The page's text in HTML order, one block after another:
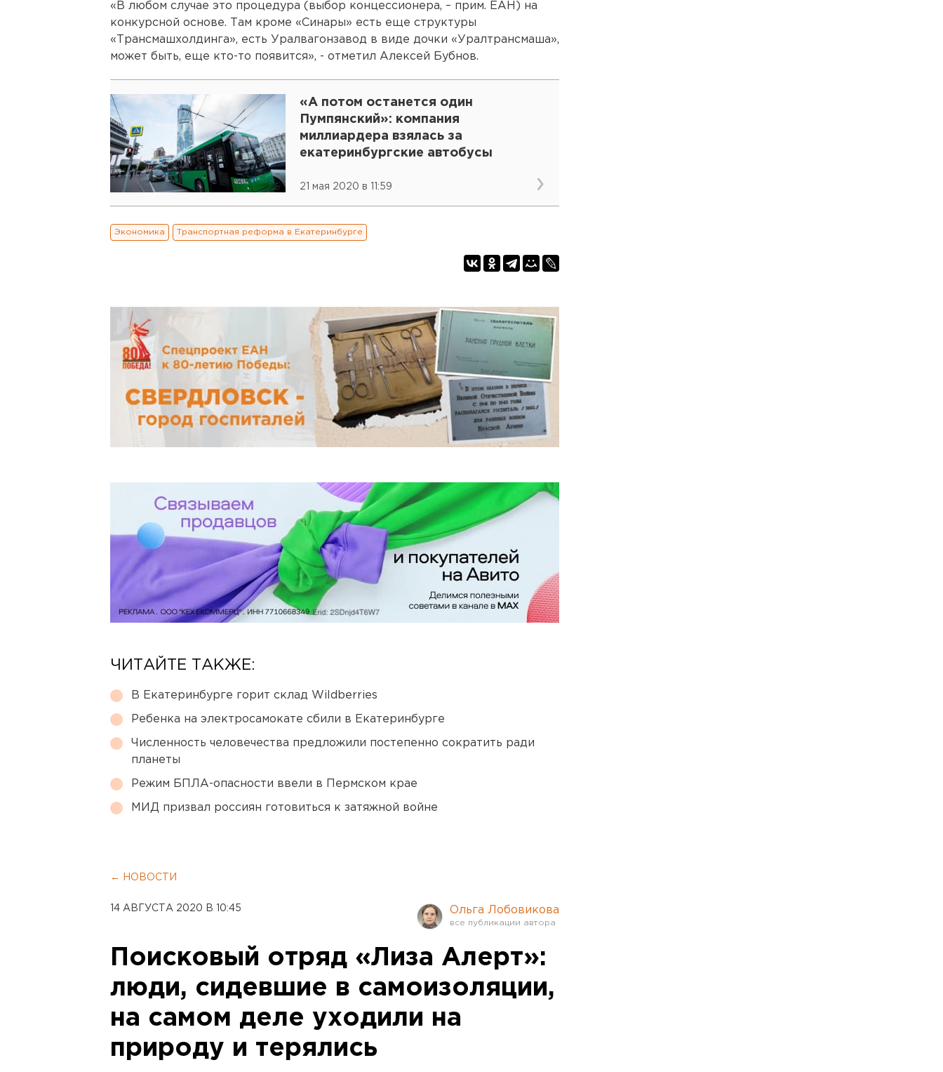
«В любом случае это процедура (выбор концессионера, – прим. ЕАН) на
конкурсной основе. Там кроме «Синары» есть еще структуры
«Трансмашхолдинга», есть Уралвагонзавод в виде дочки «Уралтрансмаша»,
может быть, еще кто-то появится», - отметил Алексей Бубнов.
«А потом останется один
Пумпянский»: компания
миллиардера взялась за
екатеринбургские автобусы
21 мая 2020 в 11:59
Экономика Транспортная реформа в Екатеринбурге
ЧИТАЙТЕ ТАКЖЕ:
В Екатеринбурге горит склад Wildberries
Ребенка на электросамокате сбили в Екатеринбурге
Численность человечества предложили постепенно сократить ради
планеты
Режим БПЛА-опасности ввели в Пермском крае
МИД призвал россиян готовиться к затяжной войне
← НОВОСТИ
14 АВГУСТА 2020 В 10:45 Ольга Лобовикова
Поисковый отряд «Лиза Алерт»:
люди, сидевшие в самоизоляции,
на самом деле уходили на
природу и терялись